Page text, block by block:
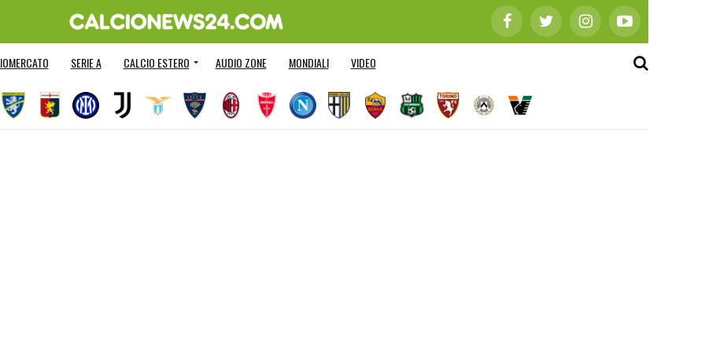
SERIE A CALCIO ESTERO AUDIO ZONE MONDIALI VIDEO